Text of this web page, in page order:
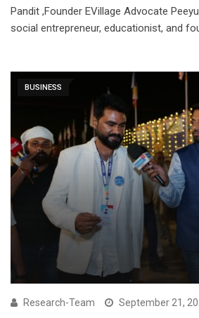
Pandit ,Founder EVillage Advocate
social entrepreneur, educationist, and
BUSINESS
Research-Team September 21,